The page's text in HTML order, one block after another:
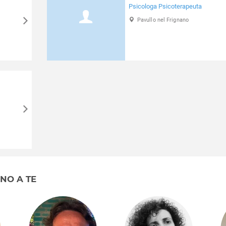
Psicologa Psicoterapeuta
Pavullo nel Frignano
A TE